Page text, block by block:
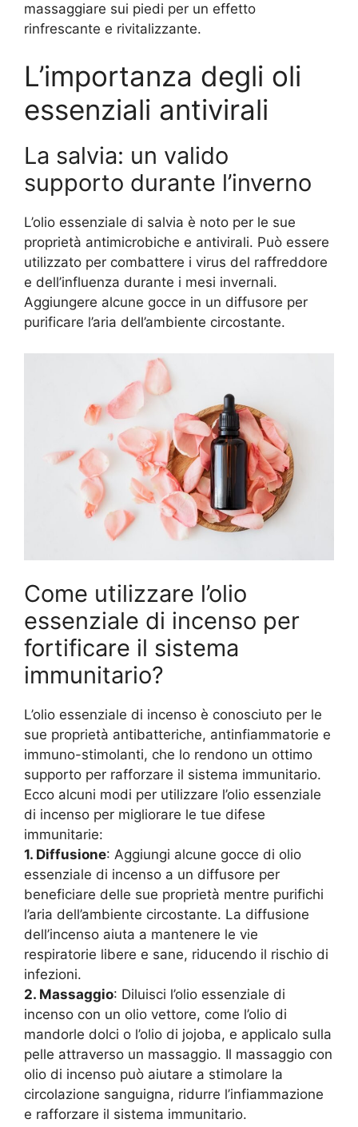
massaggiare sui piedi per un effetto
rinfrescante e rivitalizzante.
L’importanza degli oli
essenziali antivirali
La salvia: un valido
supporto durante l’inverno
L’olio essenziale di salvia è noto per le sue
proprietà antimicrobiche e antivirali. Può essere
utilizzato per combattere i virus del raffreddore
e dell’influenza durante i mesi invernali.
Aggiungere alcune gocce in un diffusore per
purificare l’aria dell’ambiente circostante.
Come utilizzare l’olio
essenziale di incenso per
fortificare il sistema
immunitario?
L’olio essenziale di incenso è conosciuto per le
sue proprietà antibatteriche, antinfiammatorie e
immuno-stimolanti, che lo rendono un ottimo
supporto per rafforzare il sistema immunitario.
Ecco alcuni modi per utilizzare l’olio essenziale
di incenso per migliorare le tue difese
immunitarie:
1. Diffusione: Aggiungi alcune gocce di olio
essenziale di incenso a un diffusore per
beneficiare delle sue proprietà mentre purifichi
l’aria dell’ambiente circostante. La diffusione
dell’incenso aiuta a mantenere le vie
respiratorie libere e sane, riducendo il rischio di
infezioni.
2. Massaggio: Diluisci l’olio essenziale di
incenso con un olio vettore, come l’olio di
mandorle dolci o l’olio di jojoba, e applicalo sulla
pelle attraverso un massaggio. Il massaggio con
olio di incenso può aiutare a stimolare la
circolazione sanguigna, ridurre l’infiammazione
e rafforzare il sistema immunitario.